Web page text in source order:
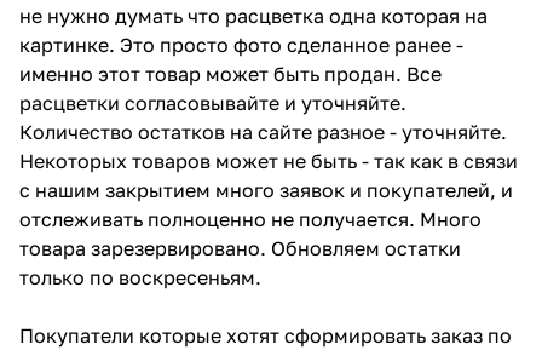
не нужно думать что расцветка одна которая на
картинке. Это просто фото сделанное ранее -
именно этот товар может быть продан. Все
расцветки согласовывайте и уточняйте.
Количество остатков на сайте разное - уточняйте.
Некоторых товаров может не быть - так как в связи
с нашим закрытием много заявок и покупателей, и
отслеживать полноценно не получается. Много
товара зарезервировано. Обновляем остатки
только по воскресеньям.
Покупатели которые хотят сформировать заказ по